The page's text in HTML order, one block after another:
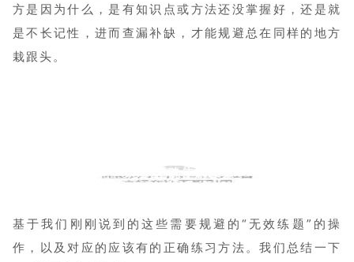
方是因为什么，是有知识点或方法还没掌握好，还是就
是不长记性，进而查漏补缺，才能规避总在同样的地方
栽跟头。
OG的正确使用步骤
基于我们刚刚说到的这些需要规避的“无效练题”的操
作，以及对应的应该有的正确练习方法。我们总结一下